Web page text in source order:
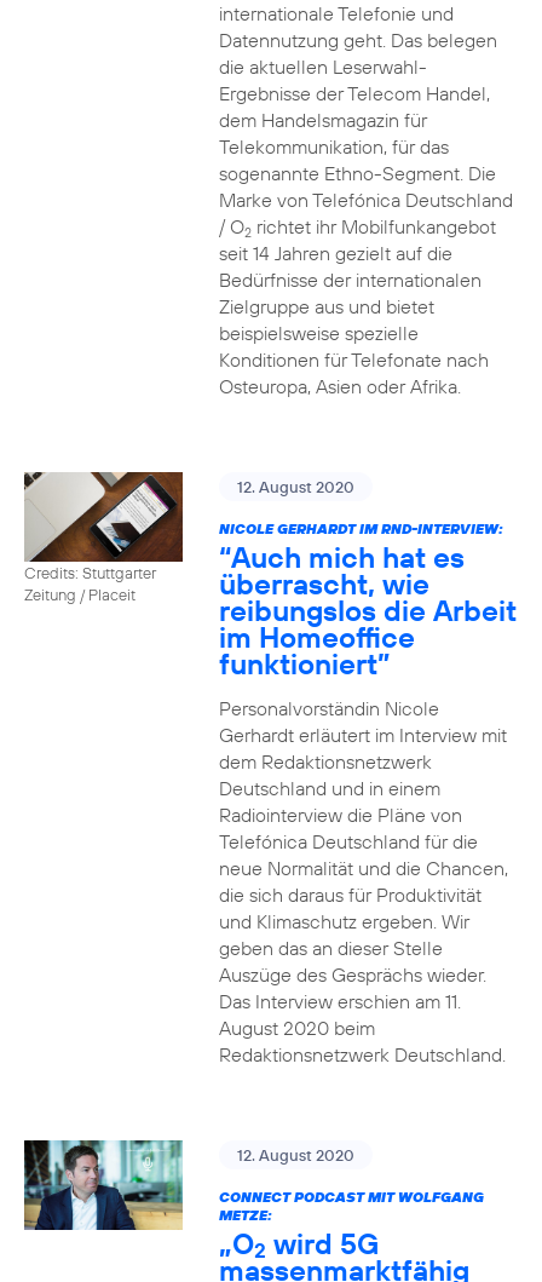
internationale Telefonie und
Datennutzung geht. Das belegen
die aktuellen Leserwahl-
Ergebnisse der Telecom Handel,
dem Handelsmagazin für
Telekommunikation, für das
sogenannte Ethno-Segment. Die
Marke von Telefónica Deutschland
/ O2richtet ihr Mobilfunkangebot
seit 14 Jahren gezielt auf die
Bedürfnisse der internationalen
Zielgruppe aus und bietet
beispielsweise spezielle
Konditionen für Telefonate nach
Osteuropa, Asien oder Afrika.
Credits: Stuttgarter
Zeitung / Placeit
12. August 2020
NICOLE GERHARDT IM RND-INTERVIEW:
“Auch mich hat es
überrascht, wie
reibungslos die Arbeit
im Homeoffice
funktioniert”
Personalvorständin Nicole
Gerhardt erläutert im Interview mit
dem Redaktionsnetzwerk
Deutschland und in einem
Radiointerview die Pläne von
Telefónica Deutschland für die
neue Normalität und die Chancen,
die sich daraus für Produktivität
und Klimaschutz ergeben. Wir
geben das an dieser Stelle
Auszüge des Gesprächs wieder.
Das Interview erschien am 11.
August 2020 beim
Redaktionsnetzwerk Deutschland.
12. August 2020
CONNECT PODCAST MIT WOLFGANG
METZE:
„O2 wird 5G
massenmarktfähig